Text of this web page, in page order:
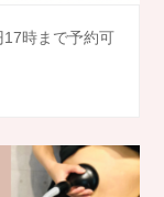
時まで予約可